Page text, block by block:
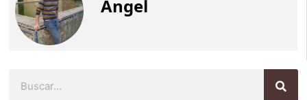
Angel